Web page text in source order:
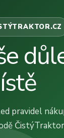
pravidel